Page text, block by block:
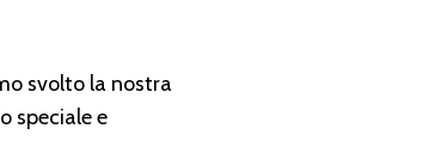
svolto la nostra
speciale e